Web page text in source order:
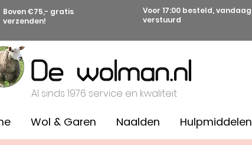
Boven €75,- gratis
verzenden!
Voor 17:00 besteld, vandaag
verstuurd
Al sinds 1976 service en kwaliteit
Wol & Garen Naalden Hulpmiddelen